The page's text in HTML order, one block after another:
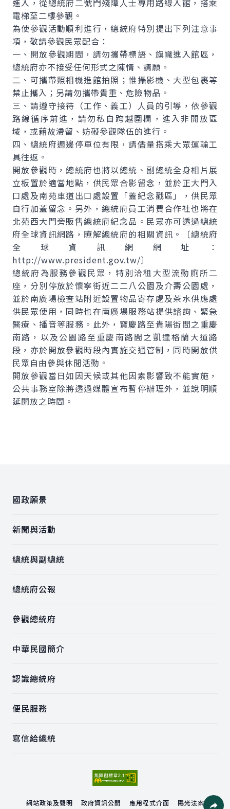
進入，從總統府二號門殘障人士專用路線入館，搭乘
電梯至二樓參觀。
為使參觀活動順利進行，總統府特別提出下列注意事
項，敬請參觀民眾配合：
一、開放參觀期間，請勿攜帶標語、旗幟進入館區，
總統府亦不接受任何形式之陳情、請願。
二、可攜帶照相機進館拍照；惟攝影機、大型包裹等
禁止攜入；另請勿攜帶貴重、危險物品。
三、請遵守接待（工作、義工）人員的引導，依參觀
路線循序前進，請勿私自跨越圍欄，進入非開放區
域，或藉故滯留、妨礙參觀隊伍的進行。
四、總統府週邊停車位有限，請儘量搭乘大眾運輸工
具往返。
開放參觀時，總統府也將以總統、副總統全身相片展
立板置於適當地點，供民眾合影留念，並於正大門入
口處及南苑車道出口處設置「蓋紀念戳區」，供民眾
自行加蓋留念。另外，總統府員工消費合作社也將在
北苑西大門旁販售總統府紀念品。民眾亦可透過總統
府全球資訊網路，瞭解總統府的相關資訊。〔總統府
全球資訊網網址：
http://www.president.gov.tw/〕
總統府為服務參觀民眾，特別洽租大型流動廁所二
座，分別停放於懷寧街近二二八公園及介壽公園處，
並於南廣場檢查站附近設置物品寄存處及茶水供應處
供民眾使用，同時也在南廣場服務站提供諮詢、緊急
醫療、播音等服務。此外，寶慶路至貴陽街間之重慶
南路，以及公園路至重慶南路間之凱達格蘭大道路
段，亦於開放參觀時段內實施交通管制，同時開放供
民眾自由參與休閒活動。
開放參觀當日如因天候或其他因素影響致不能實施，
公共事務室除將透過媒體宣布暫停辦理外，並說明順
延開放之時間。
國政願景
新聞與活動
總統與副總統
總統府公報
參觀總統府
中華民國簡介
認識總統府
便民服務
寫信給總統
網站政策及聲明 政府資訊公開 應用程式介面 陽光法案